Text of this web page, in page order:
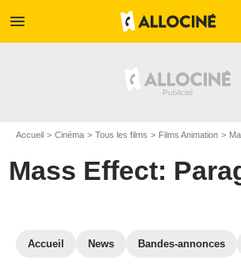
menu
Accueil Cinéma Tous les films Films Animation
Mass Effect:
Accueil News Bandes-annonces